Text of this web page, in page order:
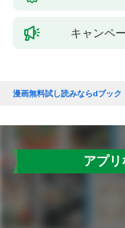
キャンペ
漫画無料試し読みならdブック
アプリ